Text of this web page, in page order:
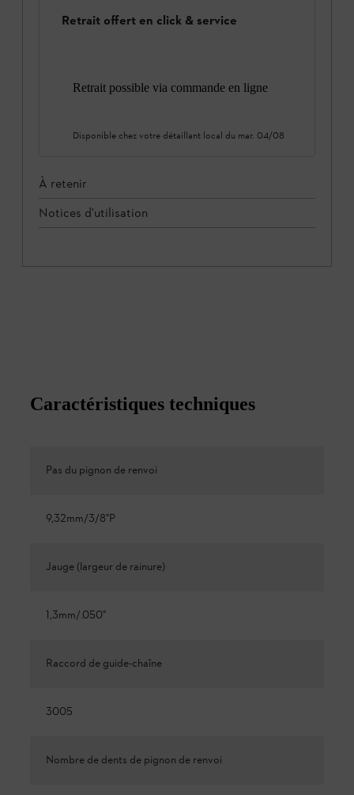
Retrait offert en click & service
Retrait possible via commande en ligne
Disponible chez votre détaillant local du mar. 04/08
À retenir
Notices d'utilisation
Caractéristiques techniques
Pas du pignon de renvoi
9,32mm/3/8"P
Jauge (largeur de rainure)
1,3mm/.050"
Raccord de guide-chaîne
3005
Nombre de dents de pignon de renvoi